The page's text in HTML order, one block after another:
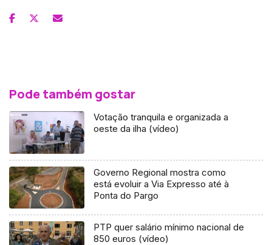
Pode também gostar
Votação tranquila e organizada a
oeste da ilha (vídeo)
Governo Regional mostra como
está evoluir a Via Expresso até à
Ponta do Pargo
PTP quer salário mínimo nacional de
850 euros (vídeo)